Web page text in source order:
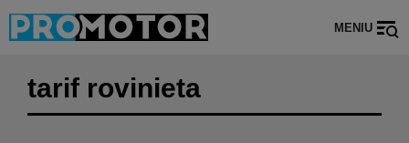
MENIU
tarif rovinieta